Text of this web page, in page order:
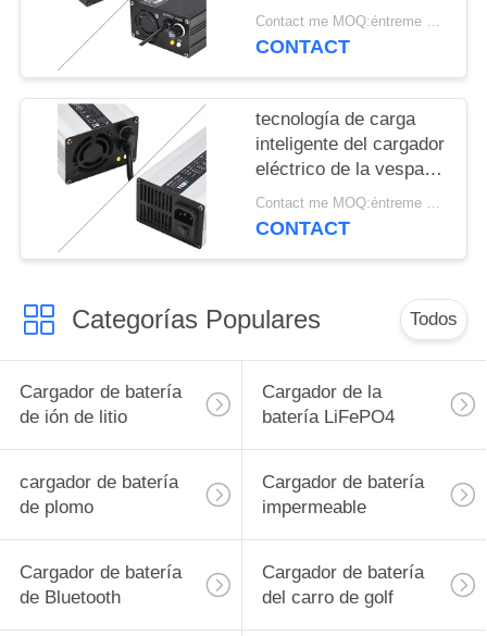
3A para su paseo
Contact me MOQ:éntreme en contacto con
CONTACT
tecnología de carga
inteligente del cargador
eléctrico de la vespa
de 5A 60V
Contact me MOQ:éntreme en contacto con
CONTACT
Categorías Populares Todos
Cargador de batería
de ión de litio
Cargador de la
batería LiFePO4
cargador de batería
de plomo
Cargador de batería
impermeable
Cargador de batería
de Bluetooth
Cargador de batería
del carro de golf